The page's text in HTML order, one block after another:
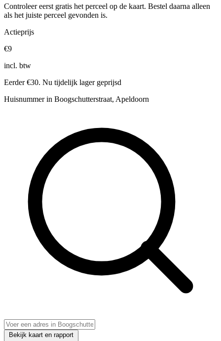
Controleer eerst gratis het perceel op de kaart. Bestel daarna alleen
als het juiste perceel gevonden is.
Actieprijs
€9
incl. btw
Eerder €30. Nu tijdelijk lager geprijsd
Huisnummer in Boogschutterstraat, Apeldoorn
Bekijk kaart en rapport